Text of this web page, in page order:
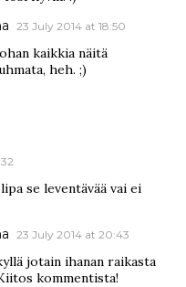
23 July 2014 at 18:50
kaikkia näitä
heh. ;)
se leventävää vai ei
23 July 2014 at 20:43
jotain ihanan raikasta
kommentista!